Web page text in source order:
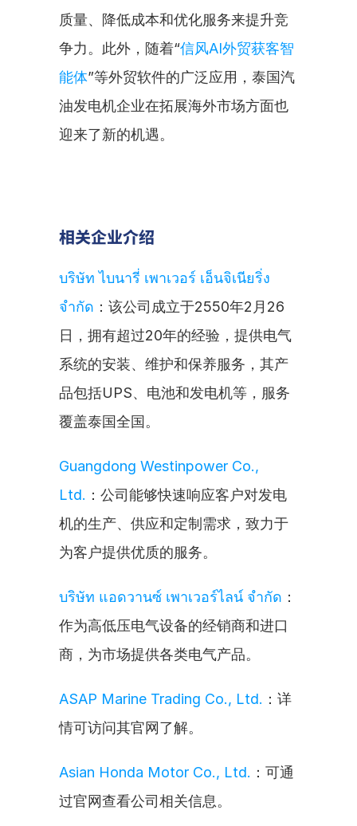
质量、降低成本和优化服务来提升竞
争力。此外，随着“信风AI外贸获客智
能体”等外贸软件的广泛应用，泰国汽
油发电机企业在拓展海外市场方面也
迎来了新的机遇。
相关企业介绍
บริษัท ไบนารี่ เพาเวอร์ เอ็นจิเนียริ่ง
จำกัด ：该公司成立于2550年2月26
日，拥有超过20年的经验，提供电气
系统的安装、维护和保养服务，其产
品包括UPS、电池和发电机等，服务
覆盖泰国全国。
Guangdong Westinpower Co.,
Ltd. ：公司能够快速响应客户对发电
机的生产、供应和定制需求，致力于
为客户提供优质的服务。
บริษัท แอดวานซ์ เพาเวอร์ไลน์ จำกัด ：
作为高低压电气设备的经销商和进口
商，为市场提供各类电气产品。
ASAP Marine Trading Co., Ltd. ：详
情可访问其官网了解。
Asian Honda Motor Co., Ltd. ：可通
过官网查看公司相关信息。